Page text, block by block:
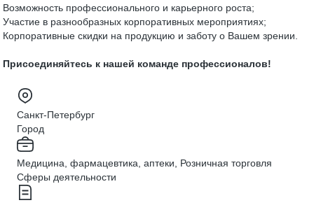
Возможность профессионального и карьерного роста;
Участие в разнообразных корпоративных мероприятиях;
Корпоративные скидки на продукцию и заботу о Вашем зрении.
Присоединяйтесь к нашей команде профессионалов!
Санкт-Петербург
Город
Медицина, фармацевтика, аптеки, Розничная торговля
Сферы деятельности